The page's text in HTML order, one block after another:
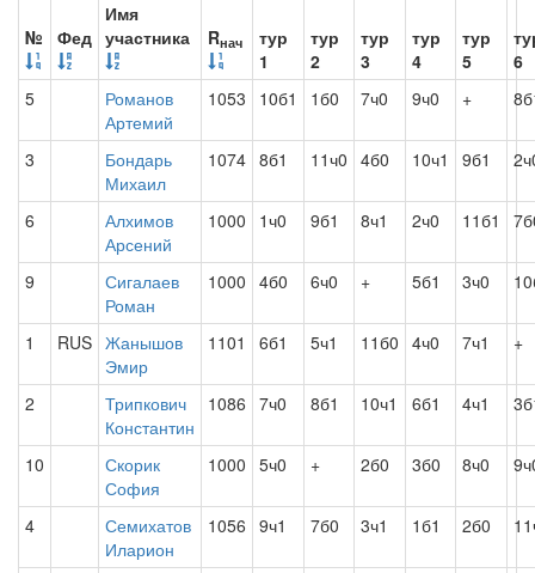
№ Фед
Имя
участника
Rнач
тур
1
тур
2
тур
3
тур
4
тур
5
6
5
Романов
Артемий
1053 10б1 1б0 7ч0 9ч0 +
3
Бондарь
Михаил
1074 8б1 11ч0 4б0 10ч1 9б1
6
Алхимов
Арсений
1000 1ч0 9б1 8ч1 2ч0 11б1
9
Сигалаев
Роман
1000 4б0 6ч0 + 5б1 3ч0
1 RUS Жанышов
Эмир
1101 6б1 5ч1 11б0 4ч0 7ч1 +
2
Трипкович
Константин
1086 7ч0 8б1 10ч1 6б1 4ч1
10
Скорик
София
1000 5ч0 + 2б0 3б0 8ч0
4
Семихатов
Иларион
1056 9ч1 7б0 3ч1 1б1 2б0